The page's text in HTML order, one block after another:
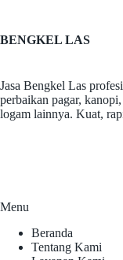
BENGKEL LAS
Jasa Bengkel Las
perbaikan pagar,
logam lainnya. Kuat,
Menu
Beranda
Tentang Kami